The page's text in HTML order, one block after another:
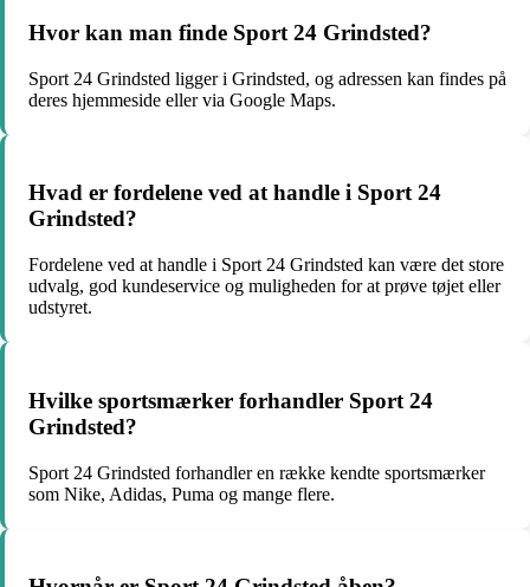
Hvor kan man finde Sport 24 Grindsted?
Sport 24 Grindsted ligger i Grindsted, og adressen kan findes på
deres hjemmeside eller via Google Maps.
Hvad er fordelene ved at handle i Sport 24
Grindsted?
Fordelene ved at handle i Sport 24 Grindsted kan være det store
udvalg, god kundeservice og muligheden for at prøve tøjet eller
udstyret.
Hvilke sportsmærker forhandler Sport 24
Grindsted?
Sport 24 Grindsted forhandler en række kendte sportsmærker
som Nike, Adidas, Puma og mange flere.